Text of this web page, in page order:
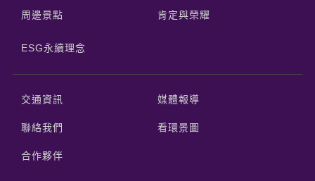
周邊景點 肯定與榮耀
ESG永續理念
交通資訊 媒體報導
聯絡我們 看環景圖
合作夥伴